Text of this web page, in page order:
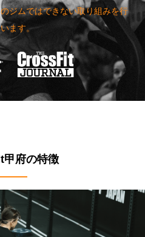
ジムではできない取り組みを行
ます。
府の特徴